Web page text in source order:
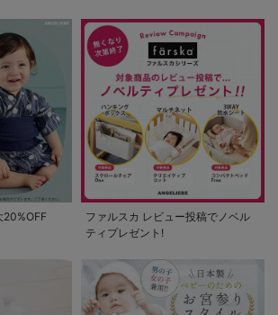
20%OFF
ファルスカ レビュー投稿でノベル
ティプレゼント!